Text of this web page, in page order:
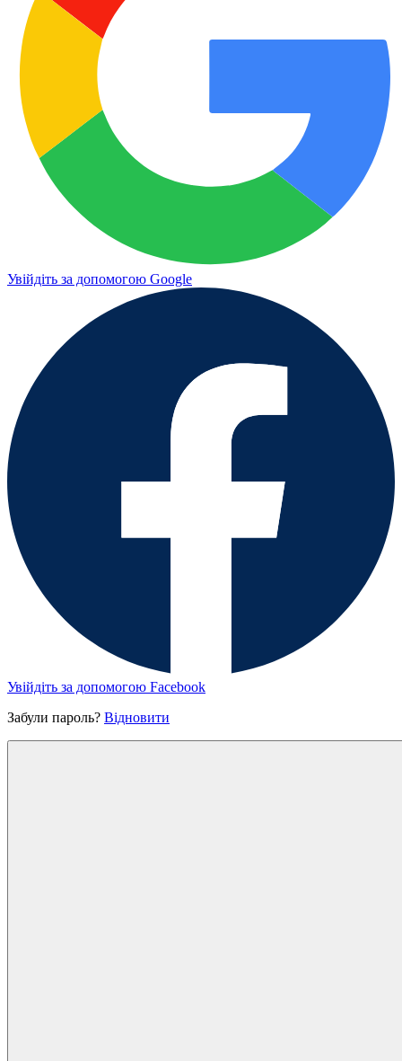
Увійдіть за допомогою Google
Увійдіть за допомогою Facebook
Забули пароль? Відновити